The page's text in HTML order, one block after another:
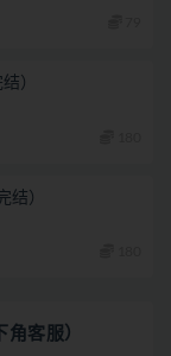
）
结）
客服）